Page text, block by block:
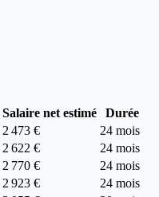
Salaire net estimé
Durée
2 473 €
24 mois
2 622 €
24 mois
2 770 €
24 mois
2 923 €
24 mois